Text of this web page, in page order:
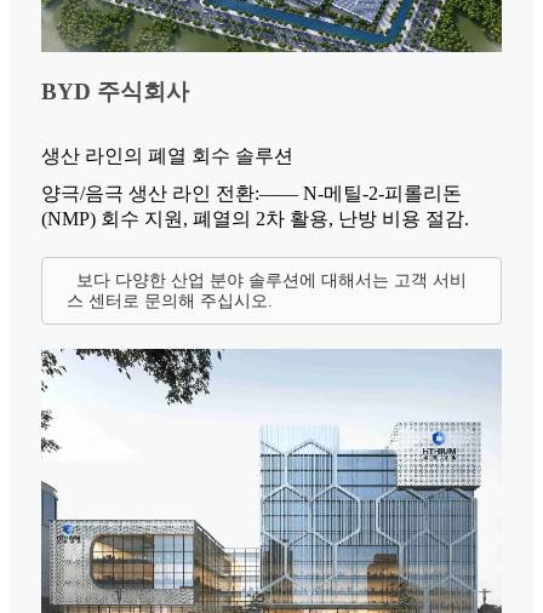
BYD 주식회사
생산 라인의 폐열 회수 솔루션
양극/음극 생산 라인 전환:—— N-메틸-2-피롤리돈
(NMP) 회수 지원, 폐열의 2차 활용, 난방 비용 절감.
보다 다양한 산업 분야 솔루션에 대해서는 고객 서비
스 센터로 문의해 주십시오.